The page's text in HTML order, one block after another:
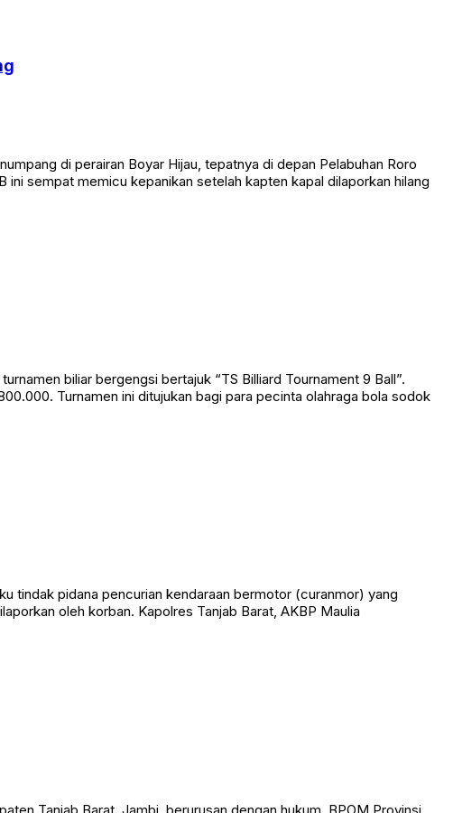
di perairan Boyar Hijau, tepatnya di depan Pelabuhan Roro
ini sempat memicu kepanikan setelah kapten kapal dilaporkan hilang
biliar bergengsi bertajuk “TS Billiard Tournament 9 Ball”.
Turnamen ini ditujukan bagi para pecinta olahraga bola sodok
tindak pidana pencurian kendaraan bermotor (curanmor) yang
oleh korban. Kapolres Tanjab Barat, AKBP Maulia
Tanjab Barat, Jambi, berurusan dengan hukum. BPOM Provinsi